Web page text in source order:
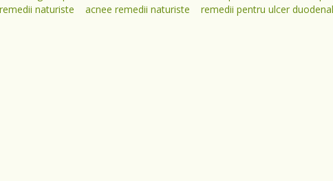
naturiste acnee remedii naturiste remedii pentru ulcer duodenal